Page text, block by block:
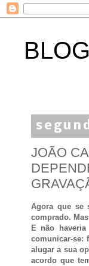
JOÃO
Agora que se
comprado.
E não
comunicar-se:
alugar a sua
acordo que